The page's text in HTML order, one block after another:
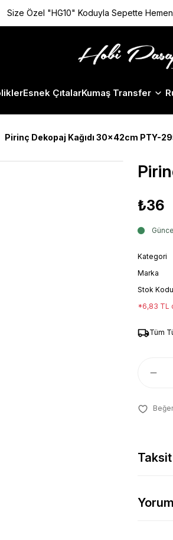
Size Özel "HG10" Koduyla Sepette Hemen
Esnek ÇıtalarKumaş Transfer
Pirinç Dekopaj Kağıdı 30x42cm PTY-
₺36
Kategori
Marka
Stok Kodu
*6,83 TL
Tüm